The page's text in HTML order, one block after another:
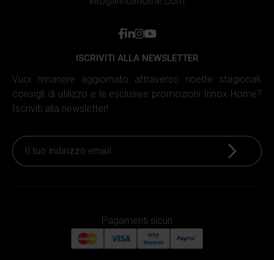
facebook
linkedin
instagram
youtube
ISCRIVITI ALLA NEWSLETTER
Vuoi rimanere aggiornato attraverso ricette stagionali,
consigli di utilizzo e le esclusive promozioni Irinox Home?
Iscriviti alla newsletter!
Iscriviti
Pagamenti sicuri